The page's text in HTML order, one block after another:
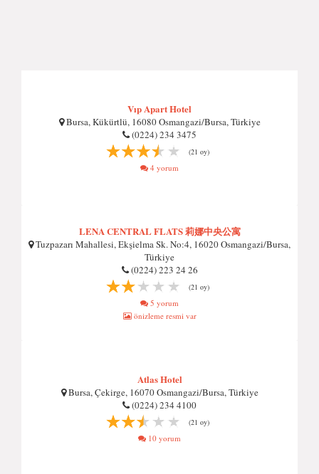
Vıp Apart Hotel
Bursa, Kükürtlü, 16080 Osmangazi/Bursa, Türkiye
(0224) 234 3475
(21 oy)
4 yorum
LENA CENTRAL FLATS 莉娜中央公寓
Tuzpazarı Mahallesi, Ekşielma Sk. No:4, 16020 Osmangazi/Bursa,
Türkiye
(0224) 223 24 26
(21 oy)
5 yorum
önizleme resmi var
Atlas Hotel
Bursa, Çekirge, 16070 Osmangazi/Bursa, Türkiye
(0224) 234 4100
(21 oy)
10 yorum